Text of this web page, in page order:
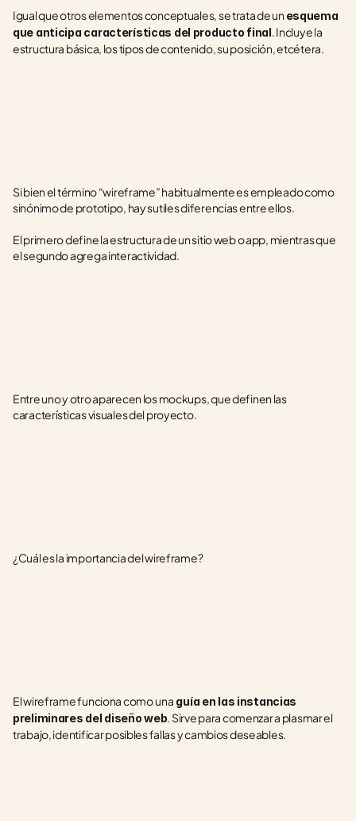
Igual que otros elementos conceptuales, se trata de un esquema
que anticipa características del producto final. Incluye la
estructura básica, los tipos de contenido, su posición, etcétera.
Si bien el término “wireframe” habitualmente es empleado como
sinónimo de prototipo, hay sutiles diferencias entre ellos.
El primero define la estructura de un sitio web o app, mientras que
el segundo agrega interactividad.
Entre uno y otro aparecen los mockups, que definen las
características visuales del proyecto.
¿Cuál es la importancia del wireframe?
El wireframe funciona comouna guía en las instancias
preliminares del diseño web. Sirve para comenzar a plasmar el
trabajo, identificar posibles fallas y cambios deseables.